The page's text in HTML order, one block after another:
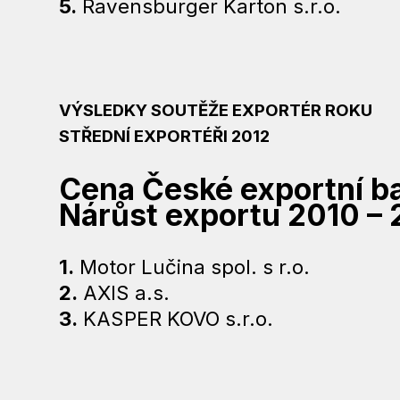
5. Ravensburger Karton s.r.o.
VÝSLEDKY SOUTĚŽE EXPORTÉR ROKU
STŘEDNÍ EXPORTÉŘI 2012
Cena České exportní
Nárůst exportu 2010 –
1. Motor Lučina spol. s r.o.
2. AXIS a.s.
3. KASPER KOVO s.r.o.